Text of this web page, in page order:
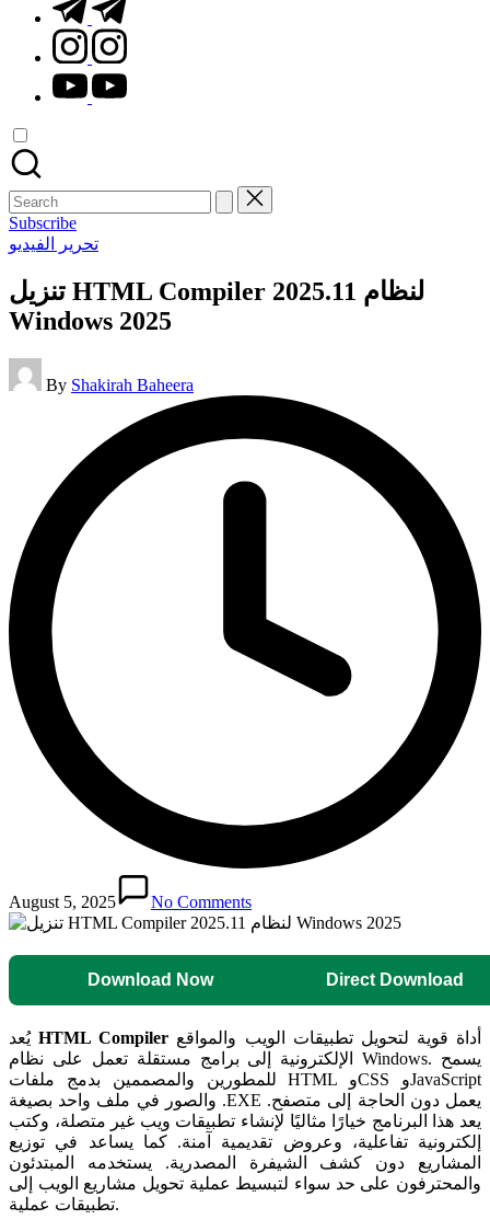
instagram.com
youtube.com
Search
for:
Subscribe
Posted
تحرير الفيديو
تنزيل HTML Compiler 2025.11 لنظام
Windows 2025
Posted
by
By Shakirah Baheera
August 5, 2025 No Comments
Download Now Direct Download
يُعدHTML Compiler
الإلكترونية إلى برامج مستقلة تعمل على نظام Windows. يسمح
للمطورين والمصممين بدمج ملفات HTML وCSS وJavaScript
والصور في ملف واحد بصيغة .EXE يعمل دون الحاجة إلى متصفح.
يعد هذا البرنامج خيارًا مثاليًا لإنشاء تطبيقات ويب غير متصلة، وكتب
إلكترونية تفاعلية، وعروض تقديمية آمنة. كما يساعد في توزيع
المشاريع دون كشف الشيفرة المصدرية. يستخدمه المبتدئون
والمحترفون على حد سواء لتبسيط عملية تحويل مشاريع الويب إلى
تطبيقات عملية.